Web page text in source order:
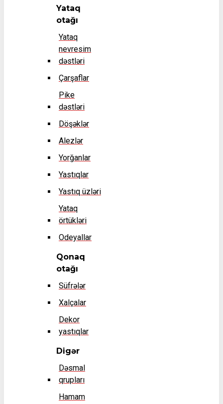
Yataq
otağı
Yataq
nevresim
dəstləri
Çarşaflar
Pike
dəstləri
Döşəklər
Alezlər
Yorğanlar
Yastıqlar
Yastıq üzləri
Yataq
örtükləri
Odeyallar
Qonaq
otağı
Süfrələr
Xalçalar
Dekor
yastıqlar
Digər
Dəsmal
qrupları
Hamam